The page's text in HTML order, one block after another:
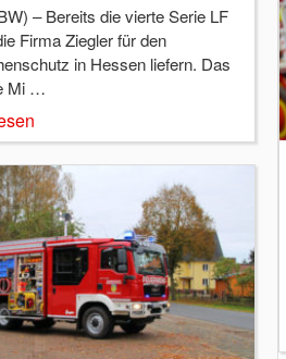
– Bereits die vierte Serie LF
Firma Ziegler für den
in Hessen liefern. Das
Mi …